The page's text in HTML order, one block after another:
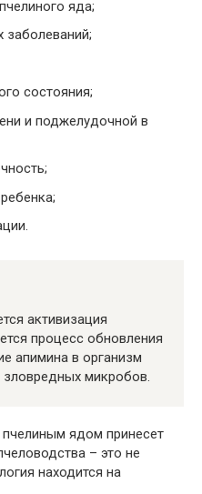
яда;
заболеваний;
состояния;
и поджелудочной в
активизация
процесс обновления
апимина в организм
зловредных микробов.
пчелиным ядом принесет
– это не
находится на